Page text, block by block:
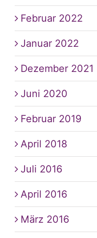
Februar 2022
Januar 2022
Dezember 2021
Juni 2020
Februar 2019
April 2018
Juli 2016
April 2016
März 2016